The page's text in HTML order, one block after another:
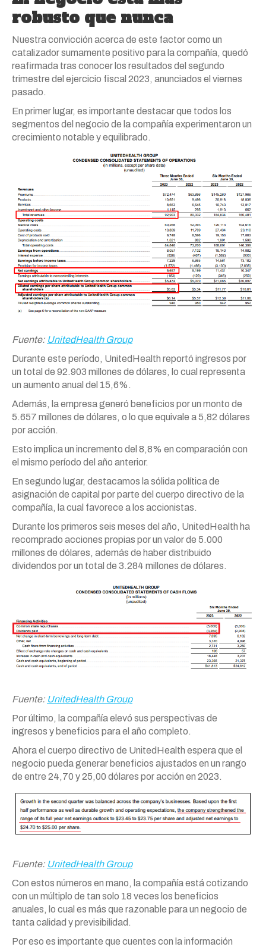
robusto que nunca
Nuestra convicción acerca de este factor como un
catalizador sumamente positivo para la compañía, quedó
reafirmada tras conocer los resultados del segundo
trimestre del ejercicio fiscal 2023, anunciados el viernes
pasado.
En primer lugar, es importante destacar que todos los
segmentos del negocio de la compañía experimentaron un
crecimiento notable y equilibrado.
Fuente: UnitedHealth Group
Durante este período, UnitedHealth reportó ingresos por
un total de 92.903 millones de dólares, lo cual representa
un aumento anual del 15,6%.
Además, la empresa generó beneficios por un monto de
5.657 millones de dólares, o lo que equivale a 5,82 dólares
por acción.
Esto implica un incremento del 8,8% en comparación con
el mismo período del año anterior.
En segundo lugar, destacamos la sólida política de
asignación de capital por parte del cuerpo directivo de la
compañía, la cual favorece a los accionistas.
Durante los primeros seis meses del año, UnitedHealth ha
recomprado acciones propias por un valor de 5.000
millones de dólares, además de haber distribuido
dividendos por un total de 3.284 millones de dólares.
Fuente: UnitedHealth Group
Por último, la compañía elevó sus perspectivas de
ingresos y beneficios para el año completo.
Ahora el cuerpo directivo de UnitedHealth espera que el
negocio pueda generar beneficios ajustados en un rango
de entre 24,70 y 25,00 dólares por acción en 2023.
Fuente: UnitedHealth Group
Con estos números en mano, la compañía está cotizando
con un múltiplo de tan solo 18 veces los beneficios
anuales, lo cual es más que razonable para un negocio de
tanta calidad y previsibilidad.
Por eso es importante que cuentes con la información